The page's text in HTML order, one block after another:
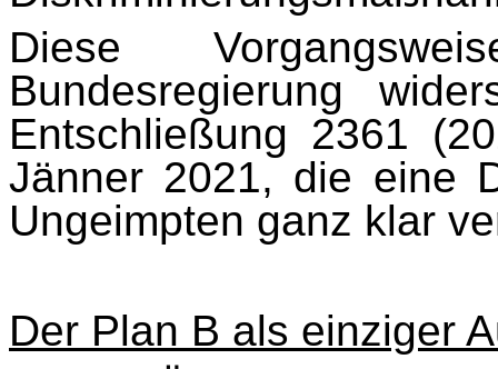
Diese
Bundesregierung
Entschließung 2361
Jänner 2021, die eine
Ungeimpten ganz klar
Der Plan B als einziger